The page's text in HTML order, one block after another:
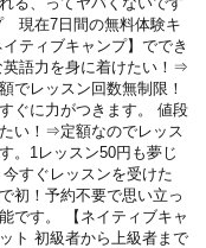
現在7日間の無料体験キ
ティブキャンプ】ででき
語力を身に着けたい！⇒
でレッスン回数無制限！
ぐに力がつきます。 値段
い！⇒定額なのでレッス
。1レッスン50円も夢じ
すぐレッスンを受けた
初！予約不要で思い立っ
です。 【ネイティブキャ
ト 初級者から上級者まで